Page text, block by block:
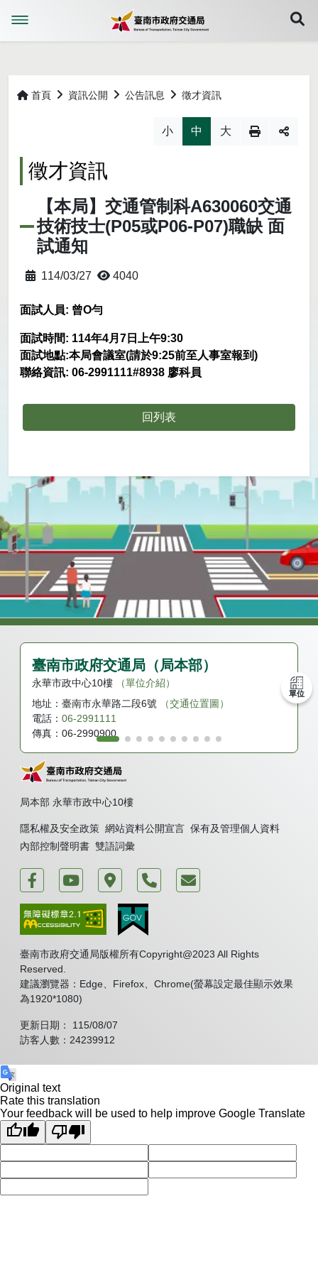
單位
首頁 資訊公開 公告訊息 徵才資訊
略過字型切換，社群分享工具列
小 中 大
徵才資訊
【本局】交通管制科A630060交通
技術技士(P05或P06-P07)職缺 面
試通知
114/03/27 4040
面試人員: 曾O勻
面試時間: 114年4月7日上午9:30
面試地點:本局會議室(請於9:25前至人事室報到)
聯絡資訊: 06-2991111#8938 廖科員
回列表
臺南市政府交通局（局本部）
永華市政中心10樓
（單位介紹）
地址： 臺南市永華路二段6號
（交通位置圖）
電話： 06-2991111
傳真： 06-2990900
局本部 永華市政中心10樓
隱私權及安全政策 網站資料公開宣言 保有及管理個人資料
內部控制聲明書 雙語詞彙
運轉台南好交通
臺南市政府交通局 新聞頻道
臺南市政府永華市政中心
電話 我要發表意見
臺南市政府交通局版權所有Copyright@2023 All Rights
Reserved.
建議瀏覽器：Edge、Firefox、Chrome(螢幕設定最佳顯示效果
為1920*1080)
更新日期： 115/08/07
訪客人數：24239912
Original text
Rate this translation
Your feedback will be used to help improve Google Translate